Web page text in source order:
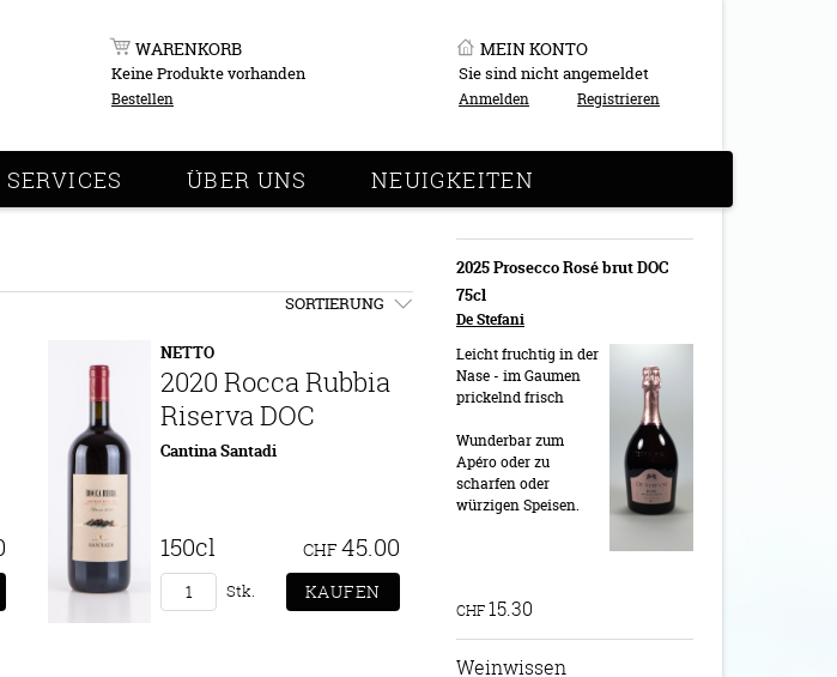
WARENKORB
Keine Produkte vorhanden
Bestellen
MEIN KONTO
Sie sind nicht angemeldet
Anmelden Registrieren
ÜBER UNS NEUIGKEITEN
SORTIERUNG
NETTO
2020 Rocca Rubbia
Riserva DOC
Cantina Santadi
150cl CHF 45.00
Stk.
2025 Prosecco Rosé brut DOC
75cl
De Stefani
Leicht fruchtig in der
Nase - im Gaumen
prickelnd frisch
Wunderbar zum
Apéro oder zu
scharfen oder
würzigen Speisen.
CHF15.30
Weinwissen